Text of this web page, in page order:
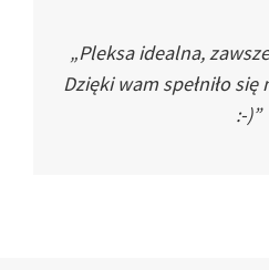
„Pleksa idealna,
Dzięki wam spełniło
:-)”